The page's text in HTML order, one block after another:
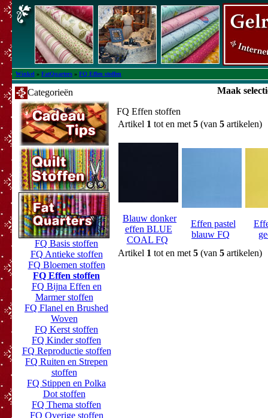
Winkel » FatQuarters » FQ Effen stoffen
Categorieën
FQ Basis stoffen
FQ Antieke stoffen
FQ Bloemen stoffen
FQ Effen stoffen
FQ Bijna Effen en
Marmer stoffen
FQ Flanel en Brushed
Woven
FQ Kerst stoffen
FQ Kinder stoffen
FQ Reproductie stoffen
FQ Ruiten en Strepen
stoffen
FQ Stippen en Polka
Dot stoffen
FQ Thema stoffen
FQ Overige stoffen
Maak
FQ Effen stoffen
Artikel 1 tot en met 5 (van 5 artikelen)
Blauw donker
effen BLUE
COAL FQ
Effen pastel
blauw FQ
Artikel 1 tot en met 5 (van 5 artikelen)